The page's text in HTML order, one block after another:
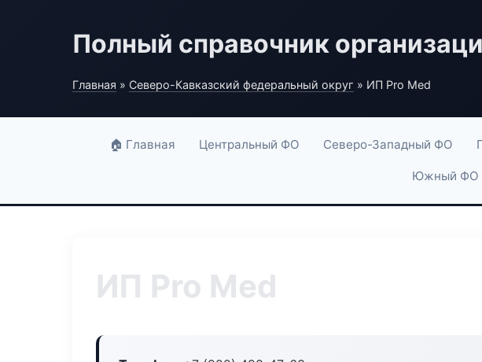
Полный справочник
Главная » Северо-Кавказский федеральный округ » ИП Pro Med
🏠 Главная Центральный ФО Северо-Западный ФО
Южный ФО
ИП Pro Med